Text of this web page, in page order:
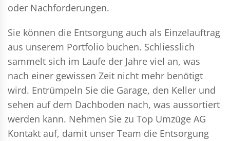
oder Nachforderungen.
Sie können die Entsorgung auch als Einzelauftrag
aus unserem Portfolio buchen. Schliesslich
sammelt sich im Laufe der Jahre viel an, was
nach einer gewissen Zeit nicht mehr benötigt
wird. Entrümpeln Sie die Garage, den Keller und
sehen auf dem Dachboden nach, was aussortiert
werden kann. Nehmen Sie zu Top Umzüge AG
Kontakt auf, damit unser Team die Entsorgung